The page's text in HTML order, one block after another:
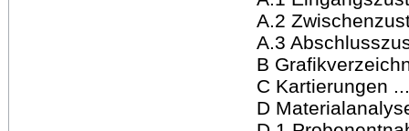
A.2
A.3
B
C Kartierungen
D